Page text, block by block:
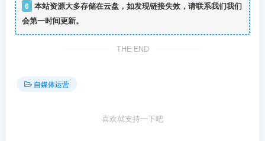
6 本站资源大多存储在云盘，如发现链接失效，请联系我们我们
会第一时间更新。
THE END
自媒体运营
喜欢就支持一下吧